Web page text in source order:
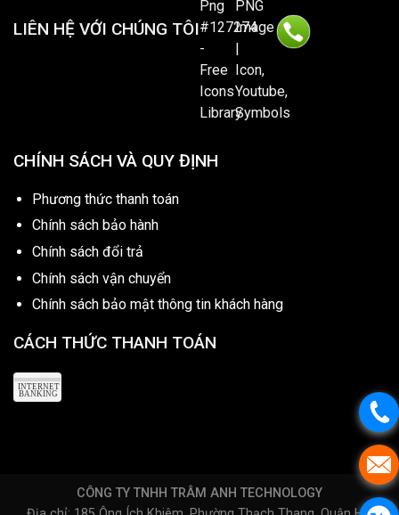
LIÊN HỆ VỚI CHÚNG TÔI
CHÍNH SÁCH VÀ QUY ĐỊNH
Phương thức thanh toán
Chính sách bảo hành
Chính sách đổi trả
Chính sách vận chuyển
Chính sách bảo mật thông tin khách hàng
CÁCH THỨC THANH TOÁN
CÔNG TY TNHH TRÂM ANH TECHNOLOGY